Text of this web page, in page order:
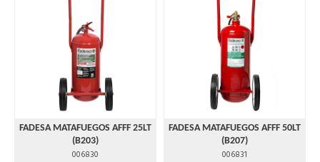
FADESA MATAFUEGOS AFFF 25LT
(B203)
006830
FADESA MATAFUEGOS AFFF 50LT
(B207)
006831